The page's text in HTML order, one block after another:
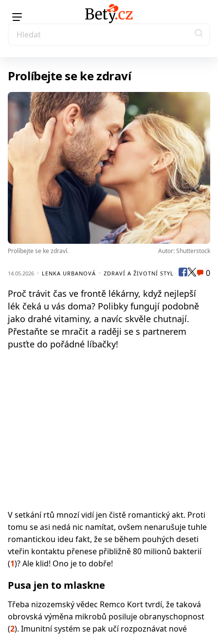
Prolíbejte se ke zdraví
Prolíbejte se ke zdraví. Autor: Shutterstock
14.05.2026 LENKA URBANOVÁ ZDRAVÍ A ŽIVOTNÍ STYL 0
Proč trávit čas ve frontě lékárny, když nejlepší
lék čeká u vás doma? Polibky fungují podobně
jako drahé vitaminy, a navíc skvěle chutnají.
Přestaňte se mračit a raději se s partnerem
pusťte do pořádné líbačky!
V setkání rtů mnozí vidí jen čistě romantický akt. Proti
tomu se asi nedá nic namítat, ovšem nenarušuje tuhle
romantickou ideu fakt, že se během pouhých deseti
vteřin kontaktu přenese přibližně 80 milionů bakterií
(1)? Ale klid! Ono je to dobře!
Pusa jen to mlaskne
Třeba nizozemský vědec Remco Kort tvrdí, že taková
obrovská výměna mikrobů posiluje obranyschopnost
(2). Imunitní systém se pak učí rozpoznávat nové